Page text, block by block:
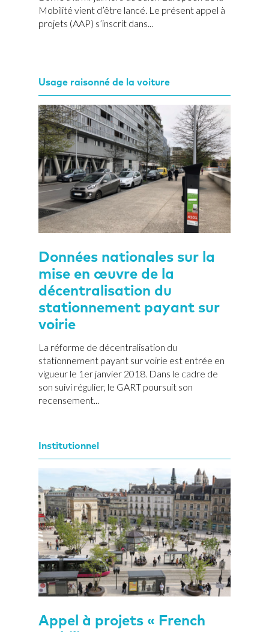
Mobilité vient d’être lancé. Le présent appel à
projets (AAP) s’inscrit dans...
Usage raisonné de la voiture
Données nationales sur la
mise en œuvre de la
décentralisation du
stationnement payant sur
voirie
La réforme de décentralisation du
stationnement payant sur voirie est entrée en
vigueur le 1er janvier 2018. Dans le cadre de
son suivi régulier, le GART poursuit son
recensement...
Institutionnel
Appel à projets « French